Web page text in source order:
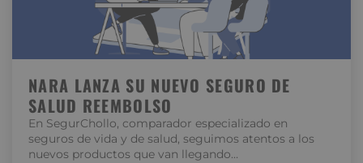
NARA LANZA SU NUEVO SEGURO DE
SALUD REEMBOLSO
En SegurChollo, comparador especializado en
seguros de vida y de salud, seguimos atentos a los
nuevos productos que van llegando…